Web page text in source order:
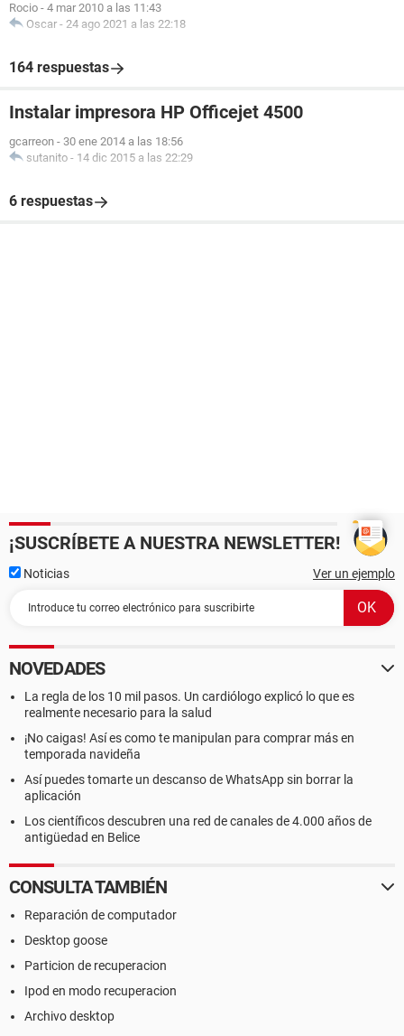
Rocio - 4 mar 2010 a las 11:43
Oscar - 24 ago 2021 a las 22:18
164 respuestas
Instalar impresora HP Officejet 4500
gcarreon - 30 ene 2014 a las 18:56
sutanito - 14 dic 2015 a las 22:29
6 respuestas
¡SUSCRÍBETE A NUESTRA NEWSLETTER!
Noticias Ver un ejemplo
NOVEDADES
La regla de los 10 mil pasos. Un cardiólogo explicó lo que es
realmente necesario para la salud
¡No caigas! Así es como te manipulan para comprar más en
temporada navideña
Así puedes tomarte un descanso de WhatsApp sin borrar la
aplicación
Los científicos descubren una red de canales de 4.000 años de
antigüedad en Belice
CONSULTA TAMBIÉN
Reparación de computador
Desktop goose
Particion de recuperacion
Ipod en modo recuperacion
Archivo desktop